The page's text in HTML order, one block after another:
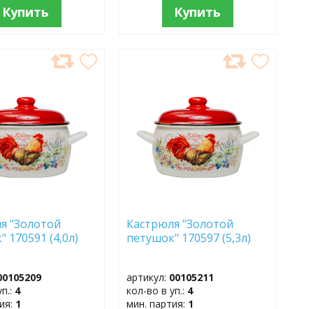
Купить Купить
"Золотой
170591 (4,0л)
4
1
Кастрюля "Золотой
петушок" 170597 (5,3л)
артикул: 00105211
кол-во в уп.: 4
мин. партия: 1